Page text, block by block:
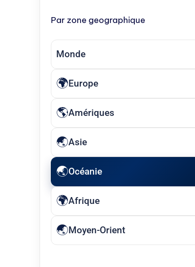
Par zone geographique
Monde
Europe
Amériques
Asie
Océanie
Afrique
Moyen-Orient